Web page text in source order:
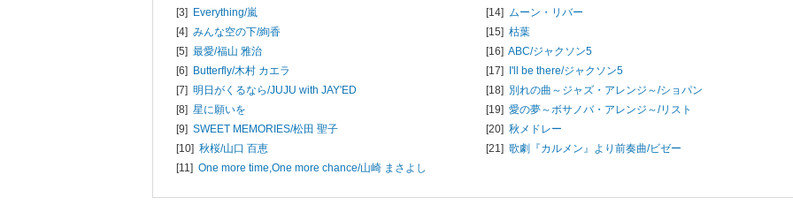
[3] Everything/嵐
[4] みんな空の下/絢香
[5] 最愛/福山 雅治
[6] Butterfly/木村 カエラ
[7] 明日がくるなら/JUJU with JAY'ED
[8] 星に願いを
[9] SWEET MEMORIES/松田 聖子
[10] 秋桜/山口 百恵
[11] One more time,One more chance/山崎 まさよし
[14] ムーン・リバー
[15] 枯葉
[16] ABC/ジャクソン5
[17] I'll be there/ジャクソン5
[18] 別れの曲～ジャズ・アレンジ～/ショパン
[19] 愛の夢～ボサノバ・アレンジ～/リスト
[20] 秋メドレー
[21] 歌劇『カルメン』より前奏曲/ビゼー